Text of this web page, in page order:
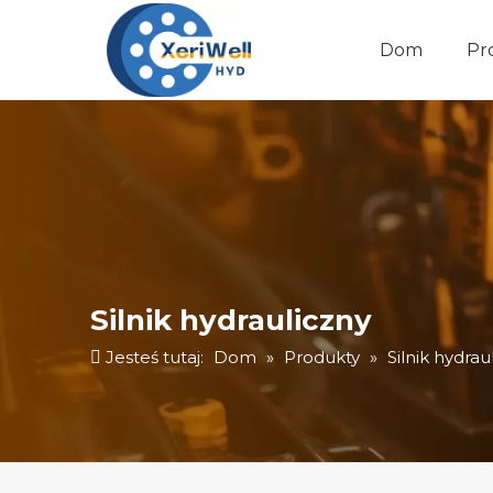
Dom
Silnik hydrauliczny
Jesteś tutaj: Dom » Produkty » Silnik